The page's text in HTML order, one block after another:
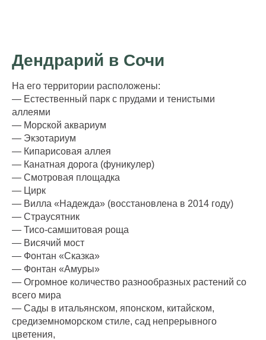
Дендрарий в Сочи
На его территории расположены:
— Естественный парк с прудами и тенистыми
аллеями
— Морской аквариум
— Экзотариум
— Кипарисовая аллея
— Канатная дорога (фуникулер)
— Смотровая площадка
— Цирк
— Вилла «Надежда» (восстановлена в 2014 году)
— Страусятник
— Тисо-самшитовая роща
— Висячий мост
— Фонтан «Сказка»
— Фонтан «Амуры»
— Огромное количество разнообразных растений со
всего мира
— Сады в итальянском, японском, китайском,
средиземноморском стиле, сад непрерывного
цветения,